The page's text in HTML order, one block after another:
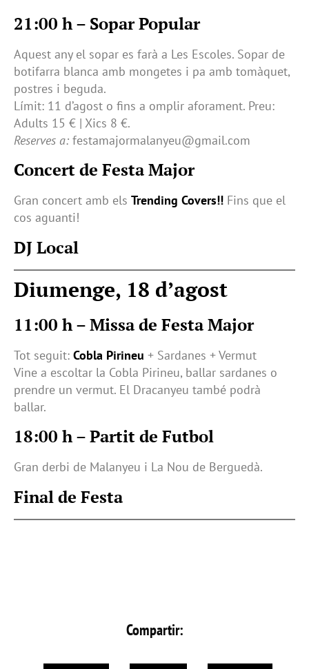
21:00 h – Sopar Popular
Aquest any el sopar es farà a Les Escoles. Sopar de
botifarra blanca amb mongetes i pa amb tomàquet,
postres i beguda.
Límit: 11 d’agost o fins a omplir aforament. Preu:
Adults 15 € | Xics 8 €.
Reserves a: festamajormalanyeu@gmail.com
Concert de Festa Major
Gran concert amb els Trending Covers!! Fins que el
cos aguanti!
DJ Local
Diumenge, 18 d’agost
11:00 h – Missa de Festa Major
Tot seguit: Cobla Pirineu + Sardanes + Vermut
Vine a escoltar la Cobla Pirineu, ballar sardanes o
prendre un vermut. El Dracanyeu també podrà
ballar.
18:00 h – Partit de Futbol
Gran derbi de Malanyeu i La Nou de Berguedà.
Final de Festa
Compartir: